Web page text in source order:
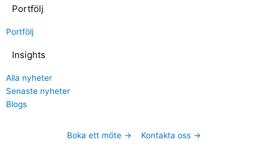
Portfölj
Portfölj
Insights
Alla nyheter
Senaste nyheter
Blogs
Boka ett möte → Kontakta oss →